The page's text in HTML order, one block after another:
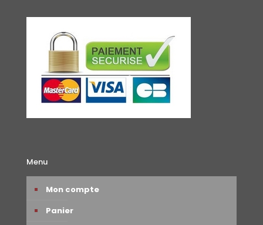
Menu
Mon compte
Panier